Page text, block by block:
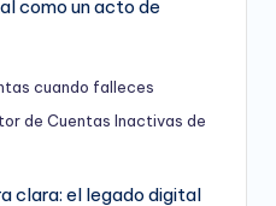
como un acto de
cuando falleces
de Cuentas Inactivas de
clara: el legado digital